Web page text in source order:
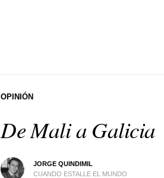
De Mali a Galicia
JORGE QUINDIMIL
CUANDO ESTALLE EL MUNDO
OPINIÓN